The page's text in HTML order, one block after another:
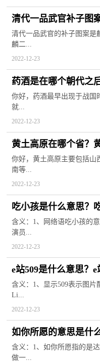
清代一品武官补子图
上绣的什么动物？
清代一品武官的补子图案是
麟二...
2022-12-23
药酒是在哪个朝代之
能喝？
你好，药酒最早出现于战国
就...
2022-12-23
黄土高原在哪个省？
你好，黄土高原主要包括山
南等...
2022-12-23
吃小孩是什么意思？
含义：1、网络语吃小孩的
演员...
2022-12-23
e站509是什么意思？e
含义：1、显示509表示图片
Li...
2022-12-23
如你所愿的意思是什
含义：1、如你所愿指的是
做一...